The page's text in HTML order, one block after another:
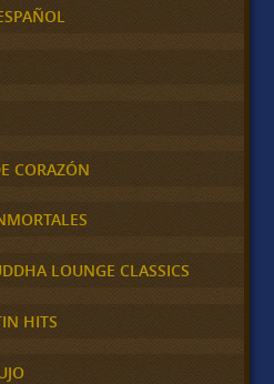
CORAZÓN
LOUNGE CLASSICS
HITS